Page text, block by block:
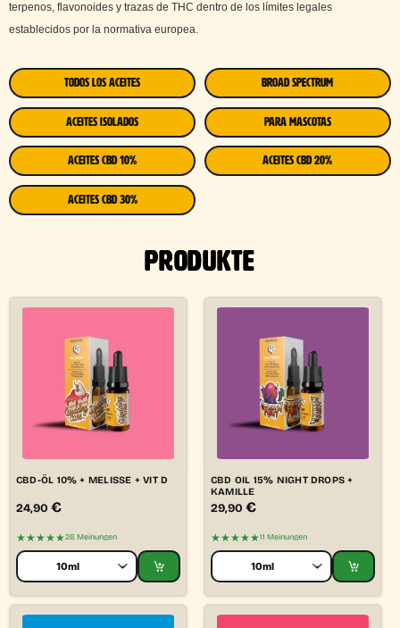
terpenos, flavonoides y trazas de THC dentro de los límites legales
establecidos por la normativa europea.
TODOS LOS ACEITES BROAD SPECTRUM
ACEITES ISOLADOS PARA MASCOTAS
ACEITES CBD 10% ACEITES CBD 20%
ACEITES CBD 30%
PRODUKTE
CBD-ÖL 10% + MELISSE + VIT D
24,90 €
★★★★★26 Meinungen
CBD OIL 15% NIGHT DROPS +
KAMILLE
29,90 €
★★★★★11 Meinungen